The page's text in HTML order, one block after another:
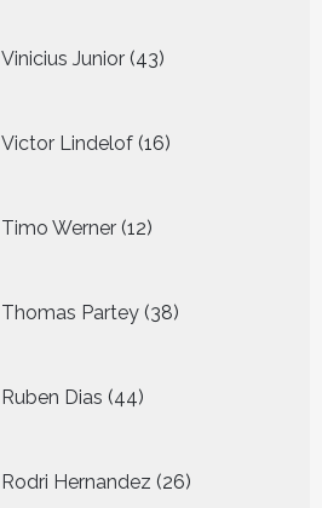
Vinicius Junior 43
producten
Victor Lindelof 16
producten
Timo Werner 12
producten
Thomas Partey 38
producten
Ruben Dias 44
producten
Rodri Hernandez 26
producten